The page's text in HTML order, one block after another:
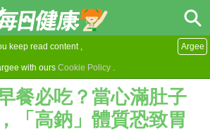
keep read content ,
with ours Cookie Policy .
Argee
餐必吃？當心滿肚子
「高鈉」體質恐致胃